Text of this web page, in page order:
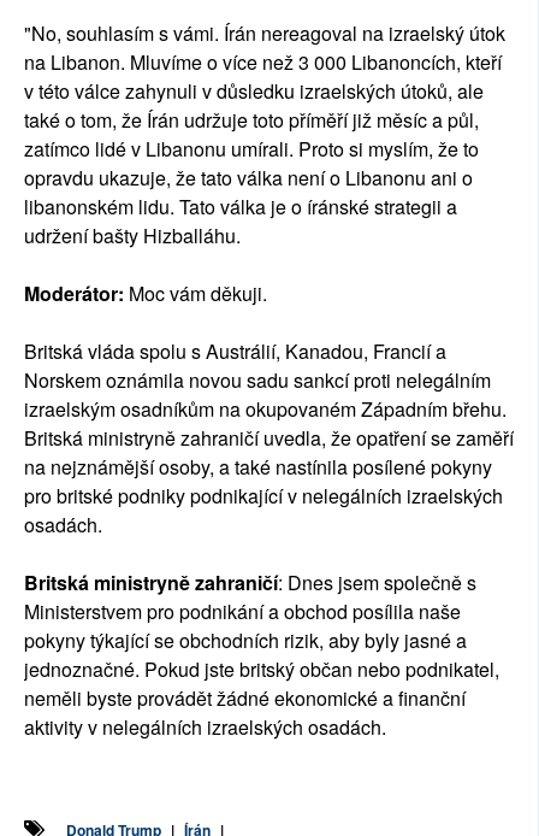
"No, souhlasím s vámi. Írán nereagoval na izraelský útok
na Libanon. Mluvíme o více než 3 000 Libanoncích, kteří
v této válce zahynuli v důsledku izraelských útoků, ale
také o tom, že Írán udržuje toto příměří již měsíc a půl,
zatímco lidé v Libanonu umírali. Proto si myslím, že to
opravdu ukazuje, že tato válka není o Libanonu ani o
libanonském lidu. Tato válka je o íránské strategii a
udržení bašty Hizballáhu.
Moderátor: Moc vám děkuji.
Britská vláda spolu s Austrálií, Kanadou, Francií a
Norskem oznámila novou sadu sankcí proti nelegálním
izraelským osadníkům na okupovaném Západním břehu.
Britská ministryně zahraničí uvedla, že opatření se zaměří
na nejznámější osoby, a také nastínila posílené pokyny
pro britské podniky podnikající v nelegálních izraelských
osadách.
Britská ministryně zahraničí: Dnes jsem společně s
Ministerstvem pro podnikání a obchod posílila naše
pokyny týkající se obchodních rizik, aby byly jasné a
jednoznačné. Pokud jste britský občan nebo podnikatel,
neměli byste provádět žádné ekonomické a finanční
aktivity v nelegálních izraelských osadách.
Donald Trump | Írán |